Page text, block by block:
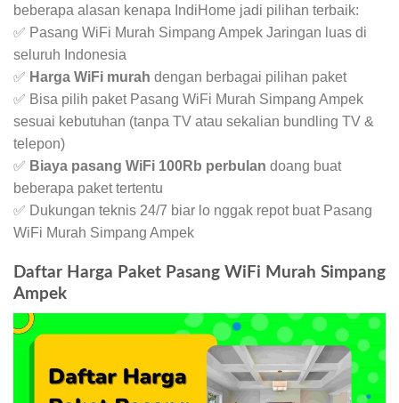
beberapa alasan kenapa IndiHome jadi pilihan terbaik:
✅ Pasang WiFi Murah Simpang Ampek Jaringan luas di
seluruh Indonesia
✅ Harga WiFi murah dengan berbagai pilihan paket
✅ Bisa pilih paket Pasang WiFi Murah Simpang Ampek
sesuai kebutuhan (tanpa TV atau sekalian bundling TV &
telepon)
✅ Biaya pasang WiFi 100Rb perbulan doang buat
beberapa paket tertentu
✅ Dukungan teknis 24/7 biar lo nggak repot buat Pasang
WiFi Murah Simpang Ampek
Daftar Harga Paket Pasang WiFi Murah Simpang
Ampek